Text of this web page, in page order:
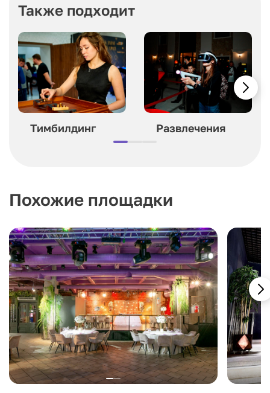
Также подходит
Тимбилдинг Развлечения
Похожие площадки